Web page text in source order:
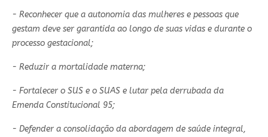
- Reconhecer que a autonomia das mulheres e pessoas que
gestam deve ser garantida ao longo de suas vidas e durante o
processo gestacional;
- Reduzir a mortalidade materna;
- Fortalecer o SUS e o SUAS e lutar pela derrubada da
Emenda Constitucional 95;
- Defender a consolidação da abordagem de saúde integral,